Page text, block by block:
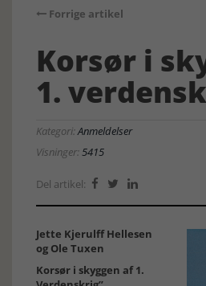
Forrige artikel
Korsør i
1.
Kategori:Anmeldelser
Visninger:5415
Del artikel:   
Jette Kjerulff Hellesen
og Ole Tuxen
Korsør i skyggen af 1.